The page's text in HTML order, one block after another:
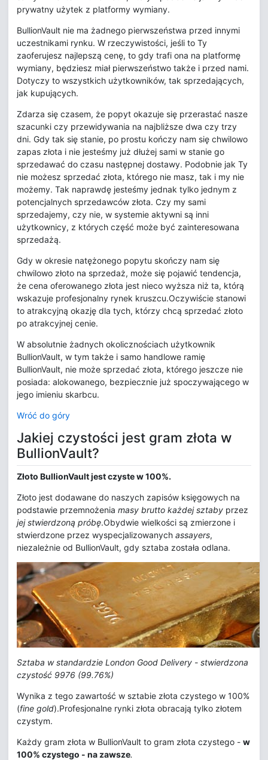
prywatny użytek z platformy wymiany.
BullionVault nie ma żadnego pierwszeństwa przed innymi
uczestnikami rynku. W rzeczywistości, jeśli to Ty
zaoferujesz najlepszą cenę, to gdy trafi ona na platformę
wymiany, będziesz miał pierwszeństwo także i przed nami.
Dotyczy to wszystkich użytkowników, tak sprzedających,
jak kupujących.
Zdarza się czasem, że popyt okazuje się przerastać nasze
szacunki czy przewidywania na najbliższe dwa czy trzy
dni. Gdy tak się stanie, po prostu kończy nam się chwilowo
zapas złota i nie jesteśmy już dłużej sami w stanie go
sprzedawać do czasu następnej dostawy. Podobnie jak Ty
nie możesz sprzedać złota, którego nie masz, tak i my nie
możemy. Tak naprawdę jesteśmy jednak tylko jednym z
potencjalnych sprzedawców złota. Czy my sami
sprzedajemy, czy nie, w systemie aktywni są inni
użytkownicy, z których część może być zainteresowana
sprzedażą.
Gdy w okresie natężonego popytu skończy nam się
chwilowo złoto na sprzedaż, może się pojawić tendencja,
że cena oferowanego złota jest nieco wyższa niż ta, którą
wskazuje profesjonalny rynek kruszcu.Oczywiście stanowi
to atrakcyjną okazję dla tych, którzy chcą sprzedać złoto
po atrakcyjnej cenie.
W absolutnie żadnych okolicznościach użytkownik
BullionVault, w tym także i samo handlowe ramię
BullionVault, nie może sprzedać złota, którego jeszcze nie
posiada: alokowanego, bezpiecznie już spoczywającego w
jego imieniu skarbcu.
Wróć do góry
Jakiej czystości jest gram złota w
BullionVault?
Złoto BullionVault jest czyste w 100%.
Złoto jest dodawane do naszych zapisów księgowych na
podstawie przemnożenia masy brutto każdej sztaby przez
jej stwierdzoną próbę.Obydwie wielkości są zmierzone i
stwierdzone przez wyspecjalizowanych assayers,
niezależnie od BullionVault, gdy sztaba została odlana.
Sztaba w standardzie London Good Delivery - stwierdzona
czystość 9976 (99.76%)
Wynika z tego zawartość w sztabie złota czystego w 100%
(fine gold).Profesjonalne rynki złota obracają tylko złotem
czystym.
Każdy gram złota w BullionVault to gram złota czystego - w
100% czystego - na zawsze.